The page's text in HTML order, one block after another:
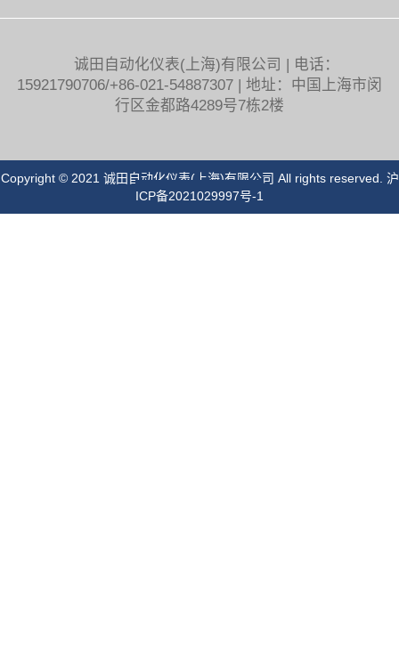
诚田自动化仪表(上海)有限公司 | 电话：
15921790706/+86-021-54887307 | 地址：中国上海市闵
行区金都路4289号7栋2楼
Copyright © 2021 诚田自动化仪表(上海)有限公司 All rights reserved. 沪
ICP备2021029997号-1